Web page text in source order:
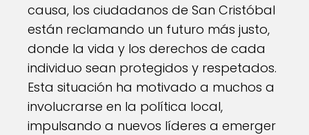
causa, los ciudadanos de San Cristóbal
están reclamando un futuro más justo,
donde la vida y los derechos de cada
individuo sean protegidos y respetados.
Esta situación ha motivado a muchos a
involucrarse en la política local,
impulsando a nuevos líderes a emerger